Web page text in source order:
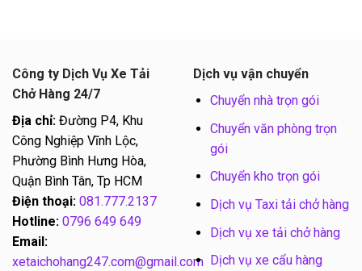
Công ty Dịch Vụ Xe Tải
Chở Hàng 24/7
Địa chỉ: Đường P4, Khu
Công Nghiệp Vĩnh Lộc,
Phường Bình Hưng Hòa,
Quận Bình Tân, Tp HCM
Điện thoại: 081.777.2137
Hotline: 0796 649 649
Email:
xetaichohang247.com@gmail.com
Dịch vụ vận chuyển
Chuyển nhà trọn gói
Chuyển văn phòng trọn
gói
Chuyển kho trọn gói
Dịch vụ Taxi tải chở hàng
Dịch vụ xe tải chở hàng
Dịch vụ xe cẩu hàng